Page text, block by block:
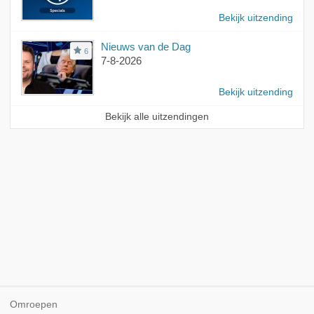
Bekijk uitzending
6
Nieuws van de Dag
7-8-2026
Bekijk uitzending
Bekijk alle uitzendingen
Omroepen